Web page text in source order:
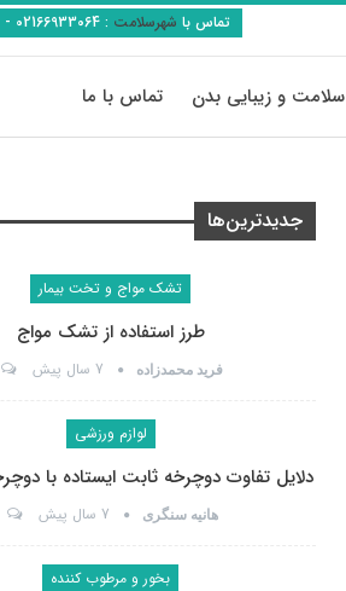
تماس با شهرسلامت :
سلامت و زیبایی بدن تماس با ما
جدیدترین‌ها
تشک مواج و تخت بیمار
طرز استفاده از تشک مواج
فرید محمدزاده 7 سال پیش
لوازم ورزشی
دلایل تفاوت دوچرخه ثابت ایستاده با
هانیه سنگری 7 سال پیش
بخور و مرطوب کننده